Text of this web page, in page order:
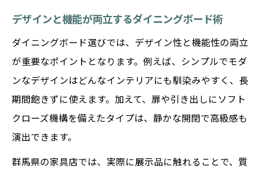
デザインと機能が両立するダイニングボード術
ダイニングボード選びでは、デザイン性と機能性の両立
が重要なポイントとなります。例えば、シンプルでモダ
ンなデザインはどんなインテリアにも馴染みやすく、長
期間飽きずに使えます。加えて、扉や引き出しにソフト
クローズ機構を備えたタイプは、静かな開閉で高級感も
演出できます。
群馬県の家具店では、実際に展示品に触れることで、質